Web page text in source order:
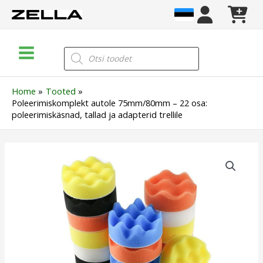
Menu
Products
search
Home
Tooted
Poleerimiskomplekt autole 75mm/80mm – 22 osa:
poleerimiskäsnad, tallad ja adapterid trellile
75mm/80mm
poleerimiskäsnad,